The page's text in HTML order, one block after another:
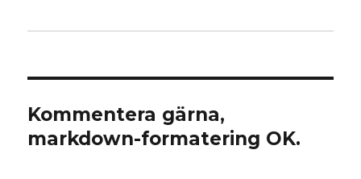
Kommentera gärna,
markdown-formatering OK.